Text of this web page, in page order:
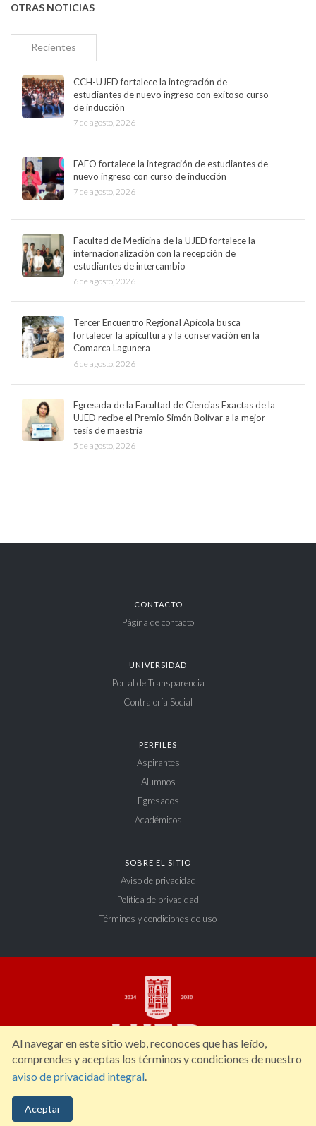
OTRAS NOTICIAS
Recientes
CCH-UJED fortalece la integración de
estudiantes de nuevo ingreso con exitoso curso
de inducción
7 de agosto, 2026
FAEO fortalece la integración de estudiantes de
nuevo ingreso con curso de inducción
7 de agosto, 2026
Facultad de Medicina de la UJED fortalece la
internacionalización con la recepción de
estudiantes de intercambio
6 de agosto, 2026
Tercer Encuentro Regional Apícola busca
fortalecer la apicultura y la conservación en la
Comarca Lagunera
6 de agosto, 2026
Egresada de la Facultad de Ciencias Exactas de la
UJED recibe el Premio Simón Bolívar a la mejor
tesis de maestría
5 de agosto, 2026
CONTACTO
Página de contacto
UNIVERSIDAD
Portal de Transparencia
Contraloría Social
PERFILES
Aspirantes
Alumnos
Egresados
Académicos
SOBRE EL SITIO
Aviso de privacidad
Política de privacidad
Términos y condiciones de uso
Constitución 404 Sur, Zona Centro. C.P. 34000, Durango, Dgo. México. Tel: (618)
Al navegar en este sitio web, reconoces que has leído,
comprendes y aceptas los términos y condiciones de nuestro
aviso de privacidad integral.
Aceptar